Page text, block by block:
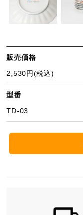
販売価格
2,530円(税込)
型番
TD-03